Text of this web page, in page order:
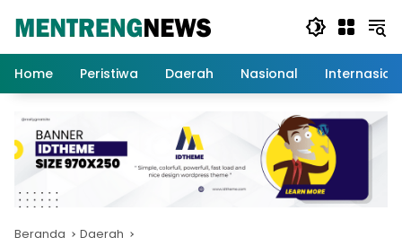
Home
Peristiwa Daerah Nasional
Beranda Daerah